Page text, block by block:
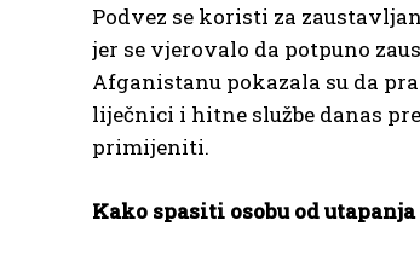
Podvez se koristi za
jer se vjerovalo da potpuno
Afganistanu pokazala su da
liječnici i hitne službe danas
primijeniti.
Kako spasiti osobu od utapanja